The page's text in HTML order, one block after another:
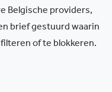
Belgische providers,
brief gestuurd waarin
of te blokkeren.